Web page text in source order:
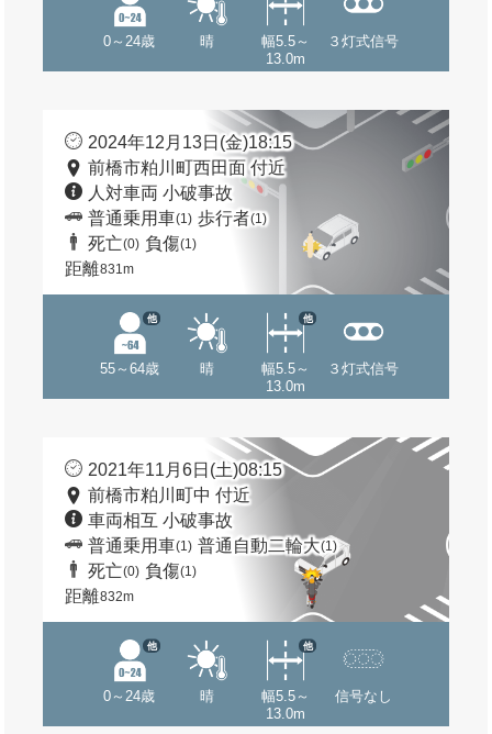
0～24歳 晴
幅5.5～
13.0m
３灯式信号
2024年12月13日(金)18:15
前橋市粕川町西田面 付近
人対車両 小破事故
普通乗用車(1) 歩行者(1)
死亡(0) 負傷(1)
距離831m
55～64歳
他
晴
幅5.5～
13.0m
他
３灯式信号
2021年11月6日(土)08:15
前橋市粕川町中 付近
車両相互 小破事故
普通乗用車(1) 普通自動二輪大(1)
死亡(0) 負傷(1)
距離832m
0～24歳
他
晴
幅5.5～
13.0m
他
信号なし